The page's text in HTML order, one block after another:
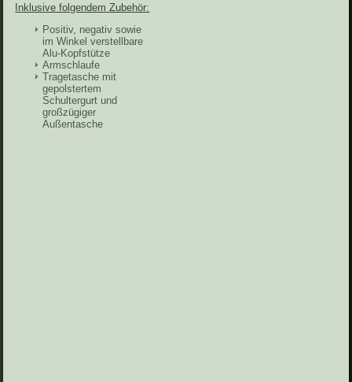
Inklusive folgendem Zubehör:
Positiv, negativ sowie
im Winkel verstellbare
Alu-Kopfstütze
Armschlaufe
Tragetasche mit
gepolstertem
Schultergurt und
großzügiger
Außentasche